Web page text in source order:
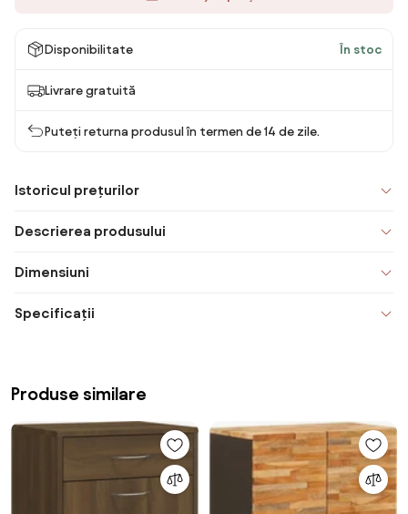
Disponibilitate În stoc
Livrare gratuită
Puteți returna produsul în termen de 14 de zile.
Istoricul prețurilor
Descrierea produsului
Dimensiuni
Specificații
Produse similare